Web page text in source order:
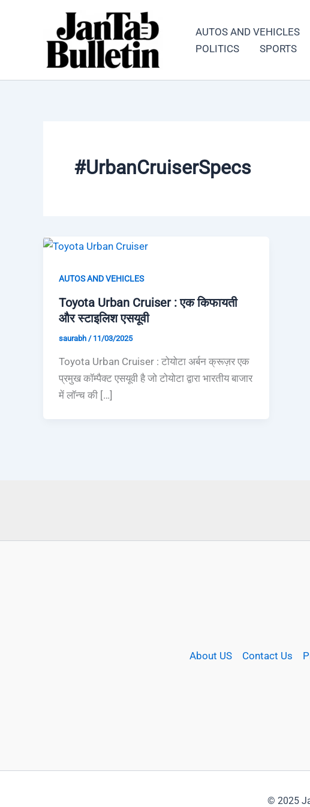
AUTOS AND VEHICLES
POLITICS
SPORTS
#UrbanCruiserSpecs
AUTOS AND VEHICLES
Toyota Urban Cruiser : एक किफायती
और स्टाइलिश एसयूवी
saurabh / 11/03/2025
Toyota Urban Cruiser : टोयोटा अर्बन क्रूज़र एक
प्रमुख कॉम्पैक्ट एसयूवी है जो टोयोटा द्वारा भारतीय बाजार
में लॉन्च की […]
About US Contact Us
© 2025